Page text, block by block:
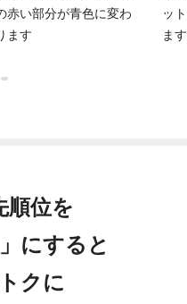
赤い部分が青色に変わ
ます
ッ
ます
順位を
にすると
クに